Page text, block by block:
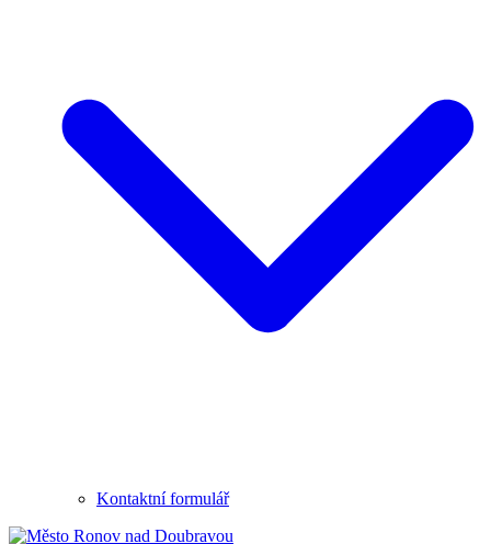
Kontaktní formulář